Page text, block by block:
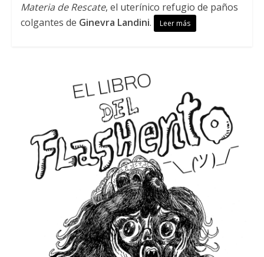
Materia de Rescate, el uterínico refugio de paños
colgantes de Ginevra Landini. Leer más